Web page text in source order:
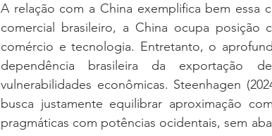
A relação com a China exemplifica bem essa
comercial brasileiro, a China ocupa posição
comércio e tecnologia. Entretanto, o
dependência brasileira da exportação
vulnerabilidades econômicas. Steenhagen
busca justamente equilibrar aproximação
pragmáticas com potências ocidentais, sem